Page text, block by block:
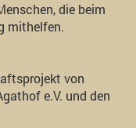
die beim
mithelfen.
von
e.V. und den